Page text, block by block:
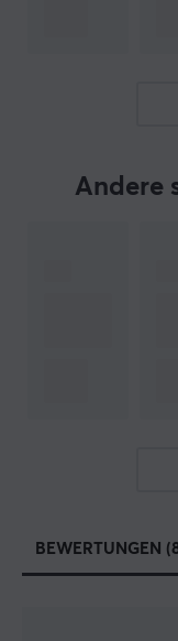
TECHNISCHE
Andere
BEWERTUNGEN